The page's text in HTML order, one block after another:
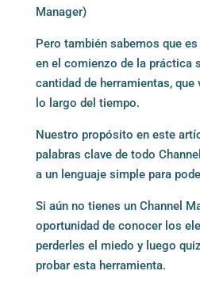
Manager)
Pero también sabemos que
en el comienzo de la práctica
cantidad de herramientas,
lo largo del tiempo.
Nuestro propósito en este
palabras clave de todo
a un lenguaje simple para
Si aún no tienes un Channel
oportunidad de conocer los
perderles el miedo y luego
probar esta herramienta.